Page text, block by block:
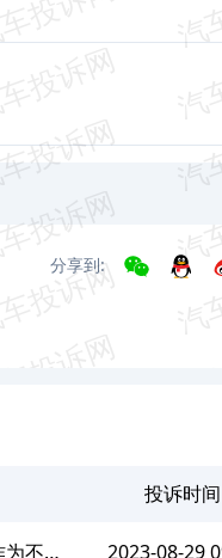
分享到:
投诉时间
不予 2023-08-29